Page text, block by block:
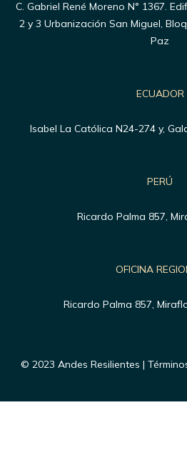
C. Gabriel René Moreno N° 1367.
2 y 3 Urbanización San Miguel,
Paz
ECUADOR
Isabel La Católica N24-274 y,
PERÚ
Ricardo Palma 857,
OFICINA
Ricardo Palma 857,
© 2023 Andes Resilientes |